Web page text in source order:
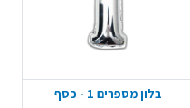
בלון מספרים 1 - כסף